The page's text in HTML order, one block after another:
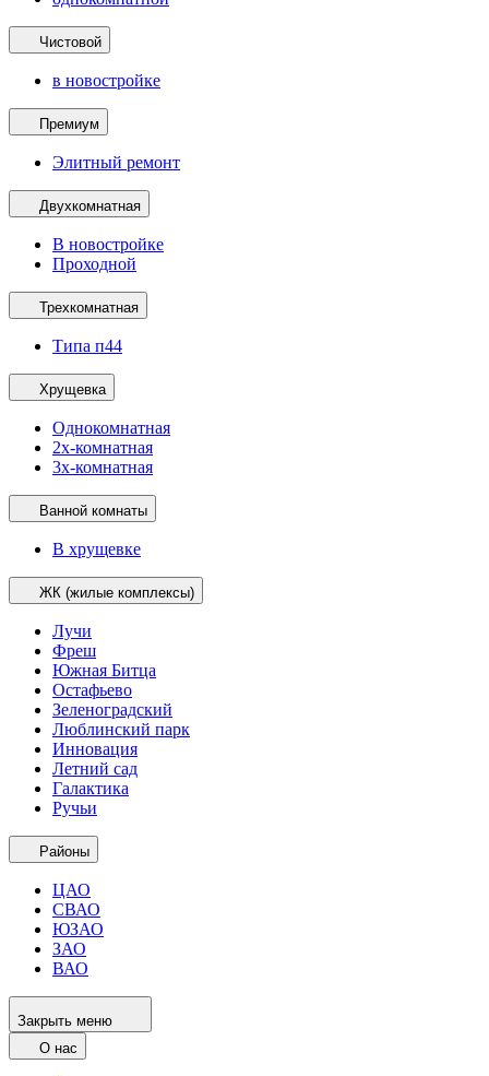
Чистовой
в новостройке
Премиум
Элитный ремонт
Двухкомнатная
В новостройке
Проходной
Трехкомнатная
Типа п44
Хрущевка
Однокомнатная
2х-комнатная
3х-комнатная
Ванной комнаты
В хрущевке
ЖК (жилые комплексы)
Лучи
Фреш
Южная Битца
Остафьево
Зеленоградский
Люблинский парк
Инновация
Летний сад
Галактика
Ручьи
Районы
ЦАО
СВАО
ЮЗАО
ЗАО
ВАО
Закрыть меню
О нас